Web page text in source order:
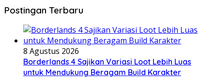
Postingan Terbaru
8 Agustus 2026
Borderlands 4 Sajikan Variasi Loot Lebih Luas
untuk Mendukung Beragam Build Karakter